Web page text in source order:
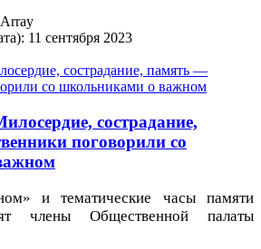
11 сентября 2023
сострадание,
поговорили со
и тематические часы памяти
члены Общественной палаты